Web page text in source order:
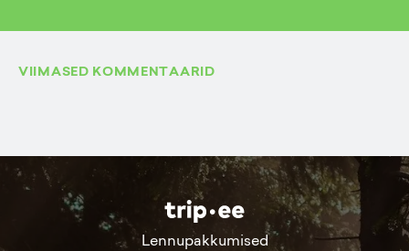
VIIMASED KOMMENTAARID
Lennupakkumised